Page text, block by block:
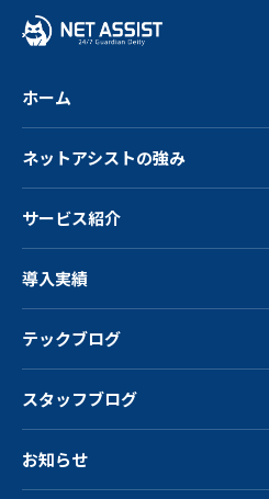
ホーム
ネットアシストの強み
サービス紹介
導入実績
テックブログ
スタッフブログ
お知らせ